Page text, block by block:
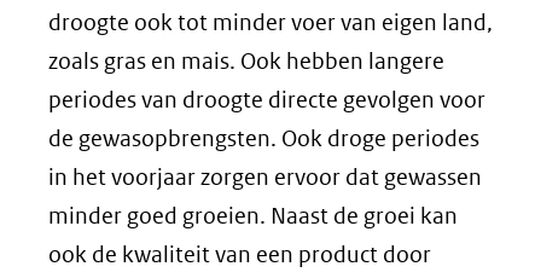
droogte ook tot minder voer van eigen land,
zoals gras en mais. Ook hebben langere
periodes van droogte directe gevolgen voor
de gewasopbrengsten. Ook droge periodes
in het voorjaar zorgen ervoor dat gewassen
minder goed groeien. Naast de groei kan
ook de kwaliteit van een product door